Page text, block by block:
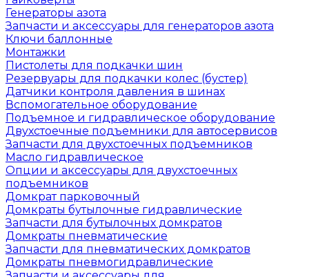
Генераторы азота
Запчасти и аксессуары для генераторов азота
Ключи баллонные
Монтажки
Пистолеты для подкачки шин
Резервуары для подкачки колес (бустер)
Датчики контроля давления в шинах
Вспомогательное оборудование
Подъемное и гидравлическое оборудование
Двухстоечные подъемники для автосервисов
Запчасти для двухстоечных подъемников
Масло гидравлическое
Опции и аксессуары для двухстоечных
подъемников
Домкрат парковочный
Домкраты бутылочные гидравлические
Запчасти для бутылочных домкратов
Домкраты пневматические
Запчасти для пневматических домкратов
Домкраты пневмогидравлические